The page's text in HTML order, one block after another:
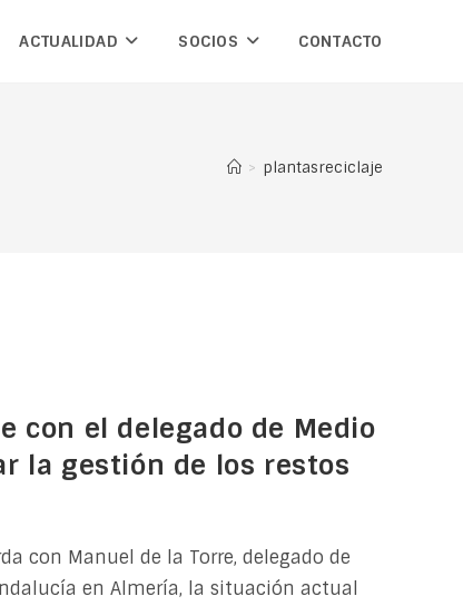
ACTUALIDAD SOCIOS CONTACTO
> plantasreciclaje
con el delegado de Medio
la gestión de los restos
con Manuel de la Torre, delegado de
en Almería, la situación actual